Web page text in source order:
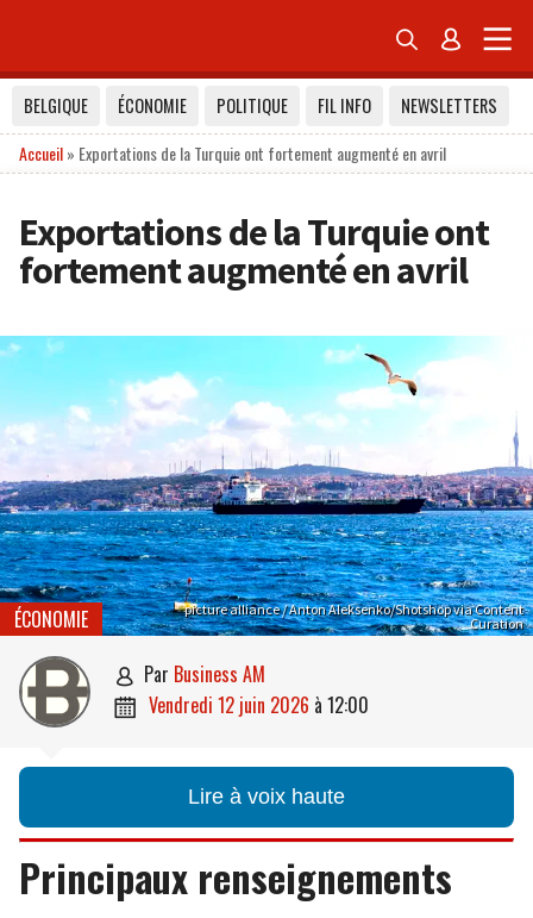
 
BELGIQUE ÉCONOMIE POLITIQUE FIL INFO
NEWSLETTERS
Accueil» Exportations de la Turquie ont fortement augmenté en avril
Exportations de la Turquie ont
fortement augmenté en avril
picture alliance / Anton Aleksenko/Shotshop via Content
Curation
ÉCONOMIE
 par Business AM
 vendredi 12 juin 2026 à 12:00
Lire à voix haute
Principaux renseignements